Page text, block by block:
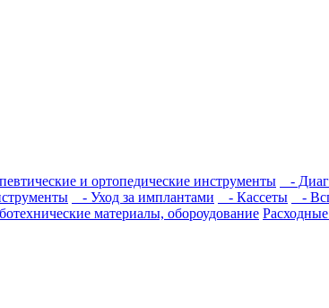
и ортопедические инструменты -
- Уход за имплантами - Кассеты -
материалы, обороудование